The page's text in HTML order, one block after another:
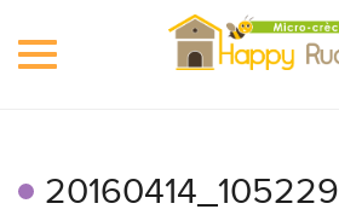
Toggle
20160414_105229